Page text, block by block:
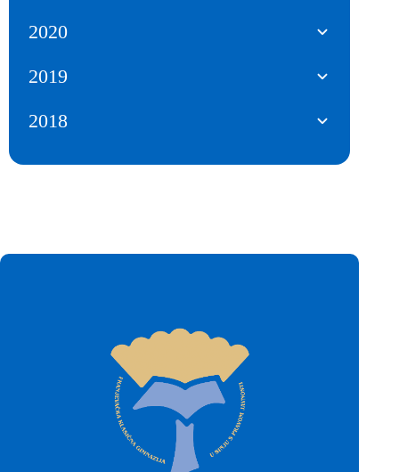
2020
2019
2018